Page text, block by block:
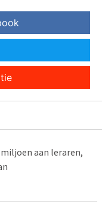
aan leraren,